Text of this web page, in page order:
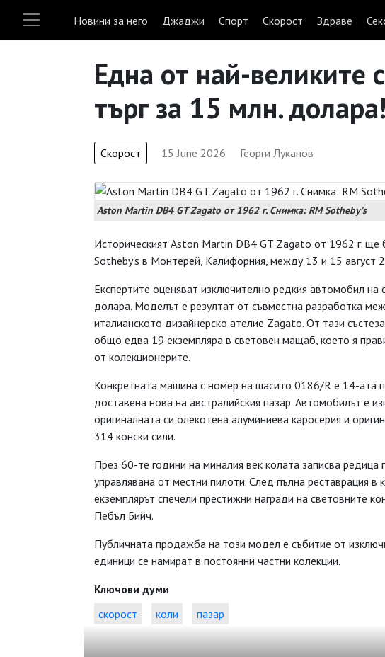
Новини за него Джаджи Спорт Скорост Здраве
Една от най-великите
търг за 15 млн. долара!
Скорост 15 June 2026 Георги Луканов
Aston Martin DB4 GT Zagato от 1962 г. Снимка: RM Sotheby's
Историческият Aston Martin DB4 GT Zagato от 1962 г. ще
Sotheby's в Монтерей, Калифорния, между 13 и 15 август
Експертите оценяват изключително редкия автомобил
долара. Моделът е резултат от съвместна разработка
италианското дизайнерско ателие Zagato. От тази
общо едва 19 екземпляра в световен мащаб, което я
от колекционерите.
Конкретната машина с номер на шасито 0186/R е 14-ата
доставена нова на австралийския пазар. Автомобилът е
оригиналната си олекотена алуминиева каросерия и
314 конски сили.
През 60-те години на миналия век колата записва редица
управлявана от местни пилоти. След пълна реставрация в
екземплярът спечели престижни награди на световните
Пебъл Бийч.
Публичната продажба на този модел е събитие от
единици се намират в постоянни частни колекции.
Ключови думи
скорост
коли пазар